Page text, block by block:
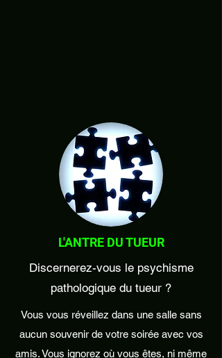
L'ANTRE DU TUEUR
Discernerez-vous le psychisme
pathologique du tueur ?
Vous vous réveillez dans une salle sans
aucun souvenir de votre soirée avec vos
amis. Vous ignorez où vous êtes, ni même